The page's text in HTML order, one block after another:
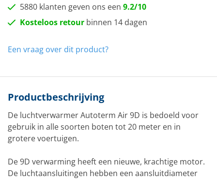
5880 klanten geven ons een 9.2/10
Kosteloos retour binnen 14 dagen
Een vraag over dit product?
Productbeschrijving
De luchtverwarmer Autoterm Air 9D is bedoeld voor
gebruik in alle soorten boten tot 20 meter en in
grotere voertuigen.
De 9D verwarming heeft een nieuwe, krachtige motor.
De luchtaansluitingen hebben een aansluitdiameter